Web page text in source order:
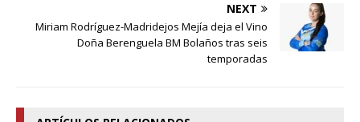
NEXT
Miriam Rodríguez-Madridejos Mejía deja el Vino
Doña Berenguela BM Bolaños tras seis
temporadas